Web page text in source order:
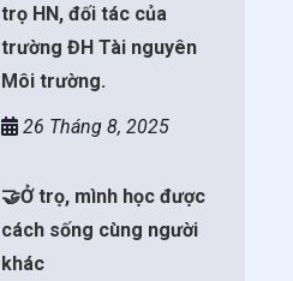
trọ HN, đối tác của
trường ĐH Tài nguyên
Môi trường.
26 Tháng 8, 2025
🤝Ở trọ, mình học được
cách sống cùng người
khác